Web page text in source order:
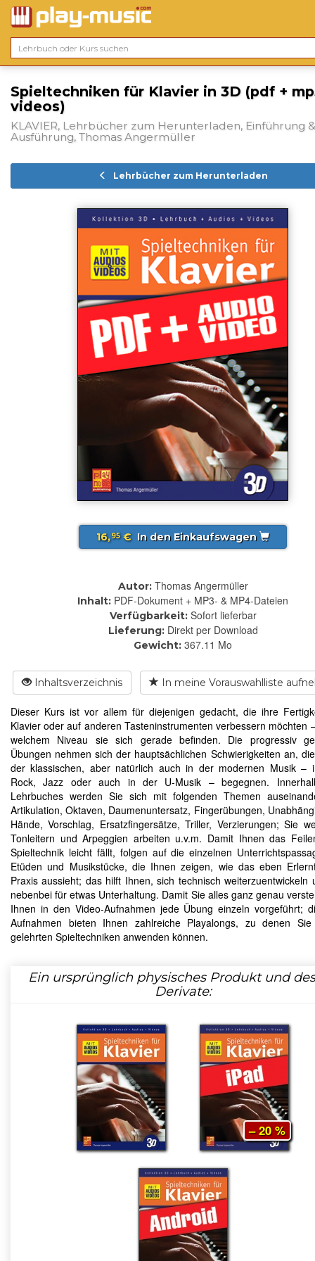
Spieltechniken für Klavier in 3D (pdf +
videos)
KLAVIER, Lehrbücher zum Herunterladen, Einführung &
Ausführung, Thomas Angermüller
Lehrbücher zum Herunterladen
16,95€ In den Einkaufswagen
Autor: Thomas Angermüller
Inhalt: PDF-Dokument + MP3- & MP4-Dateien
Verfügbarkeit: Sofort lieferbar
Lieferung: Direkt per Download
Gewicht: 367.11 Mo
Inhaltsverzeichnis In meine Vorauswahlliste
Dieser Kurs ist vor allem für diejenigen gedacht, die ihre
Klavier oder auf anderen Tasteninstrumenten verbessern möchten
welchem Niveau sie sich gerade befinden. Die progressiv
Übungen nehmen sich der hauptsächlichen Schwierigkeiten an,
der klassischen, aber natürlich auch in der modernen Musik –
Rock, Jazz oder auch in der U-Musik – begegnen.
Lehrbuches werden Sie sich mit folgenden Themen
Artikulation, Oktaven, Daumenuntersatz, Fingerübungen,
Hände, Vorschlag, Ersatzfingersätze, Triller, Verzierungen; Sie
Tonleitern und Arpeggien arbeiten u.v.m. Damit Ihnen das
Spieltechnik leicht fällt, folgen auf die einzelnen
Etüden und Musikstücke, die Ihnen zeigen, wie das eben
Praxis aussieht; das hilft Ihnen, sich technisch weiterzuentwickeln
nebenbei für etwas Unterhaltung. Damit Sie alles ganz genau
Ihnen in den Video-Aufnahmen jede Übung einzeln vorgeführt;
Aufnahmen bieten Ihnen zahlreiche Playalongs, zu denen
gelehrten Spieltechniken anwenden können.
Ein ursprünglich physisches Produkt und
Derivate:
– 20 %